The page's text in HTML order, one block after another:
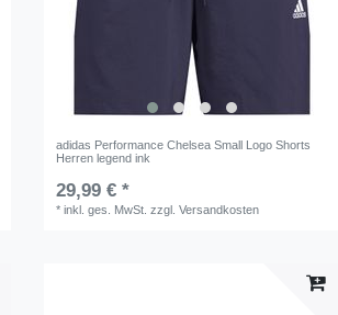
adidas Performance Chelsea Small Logo Shorts
Herren legend ink
29,99 € *
*inkl. ges. MwSt. zzgl.Versandkosten